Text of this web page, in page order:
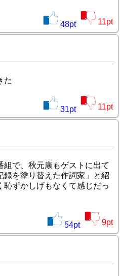
48pt 11pt
た
31pt 11pt
組で、秋元康もゲストに出て
を塗り替えた作詞家」と紹
ずかしげもなくて感じだっ
54pt 9pt